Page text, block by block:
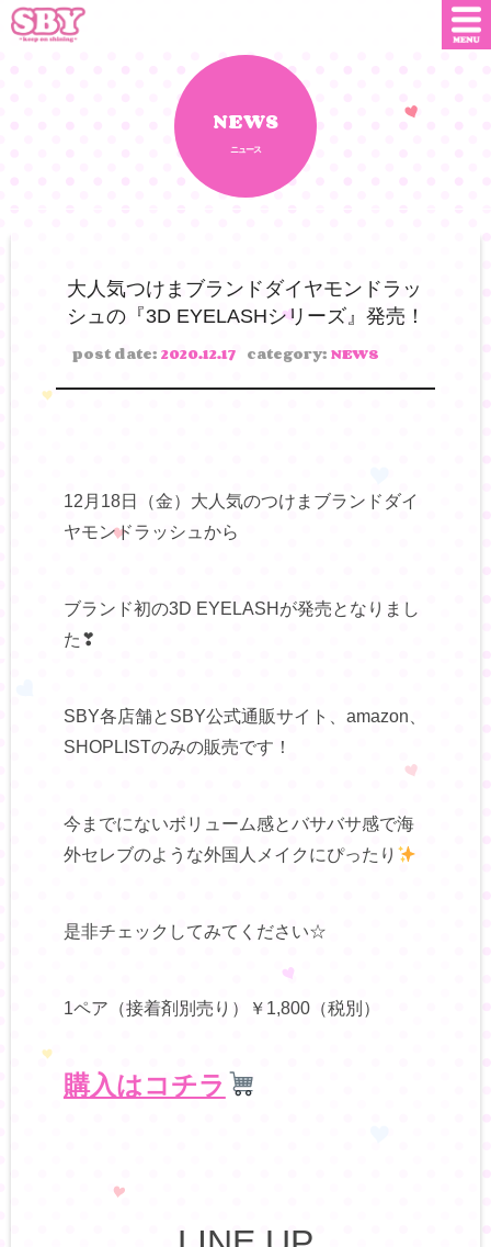
会社概要 お問い合わせ
NEWS
ニュース
大人気つけまブランドダイヤモンドラッ
シュの『3D EYELASHシリーズ』発売！
post date: 2020.12.17 category: NEWS
12月18日（金）大人気のつけまブランドダイ
ヤモンドラッシュから
ブランド初の3D EYELASHが発売となりまし
た❣
SBY各店舗とSBY公式通販サイト、amazon、
SHOPLISTのみの販売です！
今までにないボリューム感とバサバサ感で海
外セレブのような外国人メイクにぴったり
是非チェックしてみてください☆
1ペア（接着剤別売り）￥1,800（税別）
購入はコチラ